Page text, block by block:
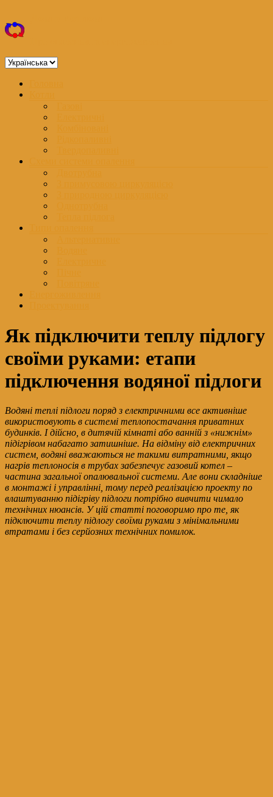
до
вмісту
Вибрати
Меню
Як підключити теплу підлогу
своїми руками: етапи
підключення водяної підлоги
Водяні теплі підлоги поряд з електричними все активніше
використовують в системі теплопостачання приватних
будинків. І дійсно, в дитячій кімнаті або ванній з «нижнім»
підігрівом набагато затишніше. На відміну від електричних
систем, водяні вважаються не такими витратними, якщо
нагрів теплоносія в трубах забезпечує газовий котел –
частина загальної опалювальної системи. Але вони складніше
в монтажі і управлінні, тому перед реалізацією проекту по
влаштуванню підігріву підлоги потрібно вивчити чимало
технічних нюансів. У цій статті поговоримо про те, як
підключити теплу підлогу своїми руками з мінімальними
втратами і без серйозних технічних помилок.